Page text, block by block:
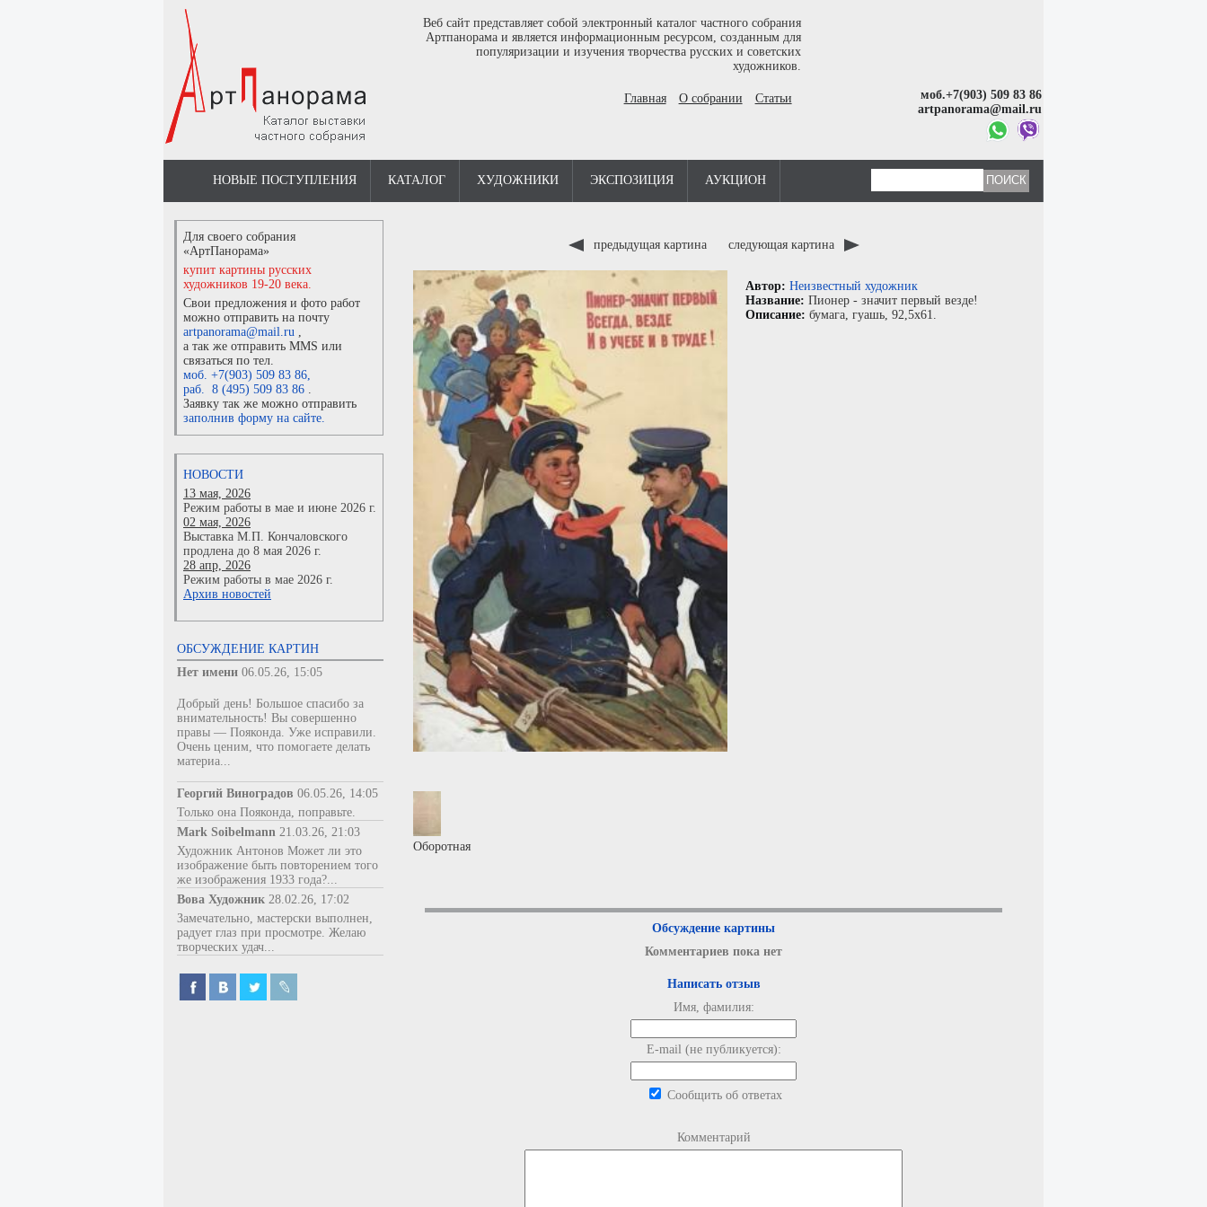
Веб сайт представляет собой электронный каталог частного собрания
Артпанорама и является информационным ресурсом, созданным для
популяризации и изучения творчества русских и советских
художников.
Главная О собрании Статьи
моб.+7(903) 509 83 86
artpanorama@mail.ru
НОВЫЕ ПОСТУПЛЕНИЯ КАТАЛОГ ХУДОЖНИКИ ЭКСПОЗИЦИЯ АУКЦИОН
Для своего собрания
«АртПанорама»
купит картины русских
художников 19-20 века.
Свои предложения и фото работ
можно отправить на почту
artpanorama@mail.ru ,
а так же отправить MMS или
связаться по тел.
моб. +7(903) 509 83 86,
раб. 8 (495) 509 83 86 .
Заявку так же можно отправить
заполнив форму на сайте.
НОВОСТИ
13 мая, 2026
Режим работы в мае и июне 2026 г.
02 мая, 2026
Выставка М.П. Кончаловского
продлена до 8 мая 2026 г.
28 апр, 2026
Режим работы в мае 2026 г.
Архив новостей
ОБСУЖДЕНИЕ КАРТИН
Нет имени 06.05.26, 15:05
Добрый день! Большое спасибо за
внимательность! Вы совершенно
правы — Пояконда. Уже исправили.
Очень ценим, что помогаете делать
материа...
Георгий Виноградов 06.05.26, 14:05
Только она Пояконда, поправьте.
Mark Soibelmann 21.03.26, 21:03
Художник Антонов Может ли это
изображение быть повторением того
же изображения 1933 года?...
Вова Художник 28.02.26, 17:02
Замечательно, мастерски выполнен,
радует глаз при просмотре. Желаю
творческих удач...
предыдущая картина следующая картина
Автор: Неизвестный художник
Название: Пионер - значит первый везде!
Описание: бумага, гуашь, 92,5x61.
Оборотная
Обсуждение картины
Комментариев пока нет
Написать отзыв
Имя, фамилия:
E-mail (не публикуется):
Сообщить об ответах
Комментарий